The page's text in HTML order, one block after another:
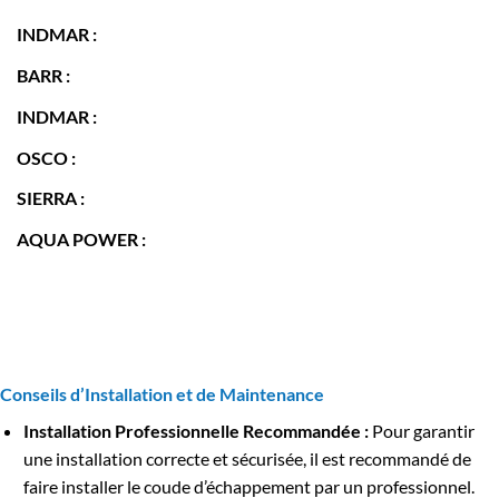
INDMAR :
BARR :
INDMAR :
OSCO :
SIERRA :
AQUA POWER :
Conseils d’Installation et de Maintenance
Installation Professionnelle Recommandée :Pour garantir
une installation correcte et sécurisée, il est recommandé de
faire installer le coude d’échappement par un professionnel.